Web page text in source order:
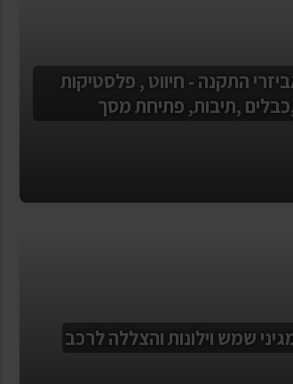
אביזרי התקנה - חיווט , פלסטיקות
,תיבות, פתיחת מסך